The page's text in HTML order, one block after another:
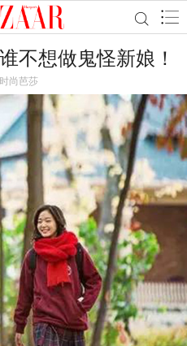
不想做鬼怪新娘！
尚芭莎